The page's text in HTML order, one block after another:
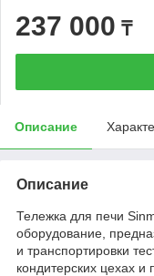
237 000 ₸
Описание
Описание
Тележка для печи
оборудование,
и транспортировки
кондитерских цехах и